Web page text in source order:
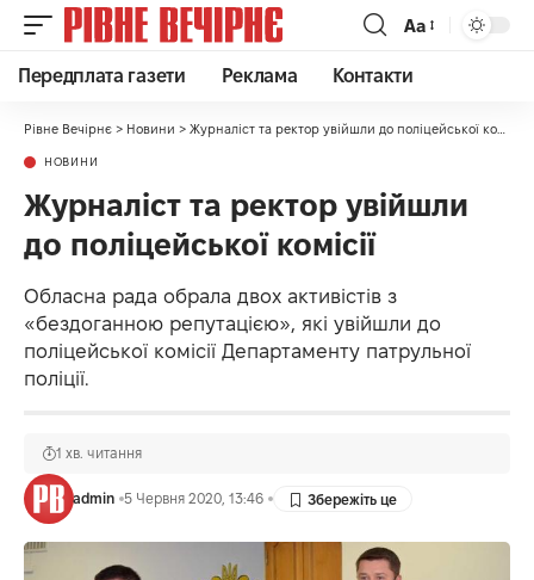
Аа
Передплата газети Реклама Контакти
Рівне Вечірнє > Новини > Журналіст та ректор увійшли до поліцейської комісії
НОВИНИ
Журналіст та ректор увійшли
до поліцейської комісії
Обласна рада обрала двох активістів з
«бездоганною репутацією», які увійшли до
поліцейської комісії Департаменту патрульної
поліції.
admin 5 Червня 2020, 13:46
1 хв. читання